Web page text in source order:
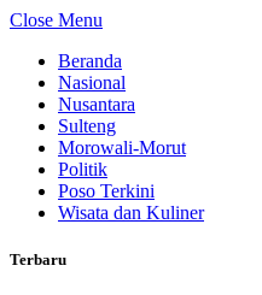
Close Menu
Beranda
Nasional
Nusantara
Sulteng
Morowali-Morut
Politik
Poso Terkini
Wisata dan Kuliner
Terbaru